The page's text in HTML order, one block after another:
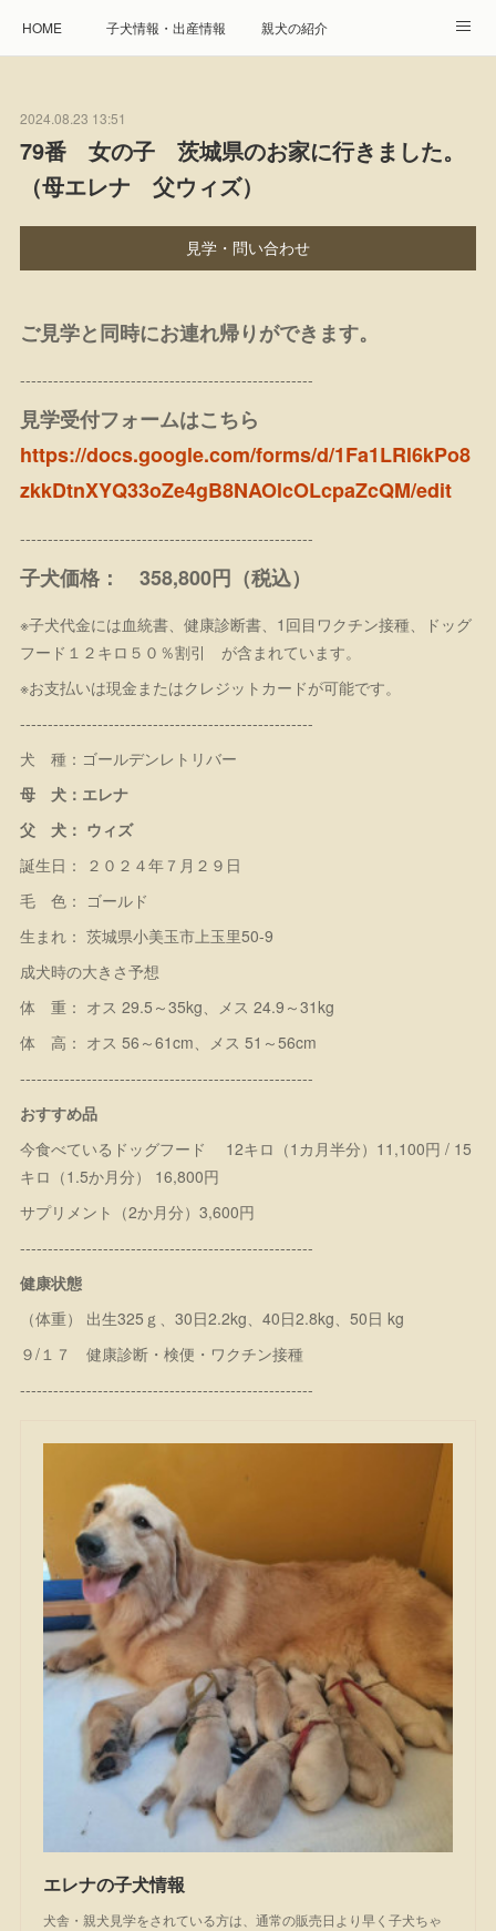
HOME 子犬情報・出産情報 親犬の紹介
遺伝疾患への取り組み Instagram アクセス
プレジール親睦会 特定商取引に基づく表記
2024.08.23 13:51
79番 女の子 茨城県のお家に行きました。
（母エレナ 父ウィズ）
見学・問い合わせ
ご見学と同時にお連れ帰りができます。
-----------------------------------------------------
見学受付フォームはこちら
https://docs.google.com/forms/d/1Fa1LRl6kPo8
zkkDtnXYQ33oZe4gB8NAOlcOLcpaZcQM/edit
-----------------------------------------------------
子犬価格： 358,800円（税込）
※子犬代金には血統書、健康診断書、1回目ワクチン接種、ドッグ
フード１２キロ５０％割引 が含まれています。
※お支払いは現金またはクレジットカードが可能です。
-----------------------------------------------------
犬 種：ゴールデンレトリバー
母 犬：エレナ
父 犬： ウィズ
誕生日： ２０２４年７月２９日
毛 色： ゴールド
生まれ： 茨城県小美玉市上玉里50-9
成犬時の大きさ予想
体 重： オス 29.5～35kg、メス 24.9～31kg
体 高： オス 56～61cm、メス 51～56cm
-----------------------------------------------------
おすすめ品
今食べているドッグフード 12キロ（1カ月半分）11,100円 / 15
キロ（1.5か月分） 16,800円
サプリメント（2か月分）3,600円
-----------------------------------------------------
健康状態
（体重） 出生325ｇ、30日2.2kg、40日2.8kg、50日 kg
９/１７ 健康診断・検便・ワクチン接種
-----------------------------------------------------
エレナの子犬情報
犬舎・親犬見学をされている方は、通常の販売日より早く子犬ちゃ